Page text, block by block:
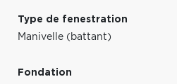
Type de fenestration
Manivelle (battant)
Fondation